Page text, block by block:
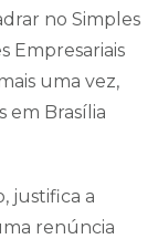
no Simples
Empresariais
uma vez,
em Brasília
justifica a
renúncia